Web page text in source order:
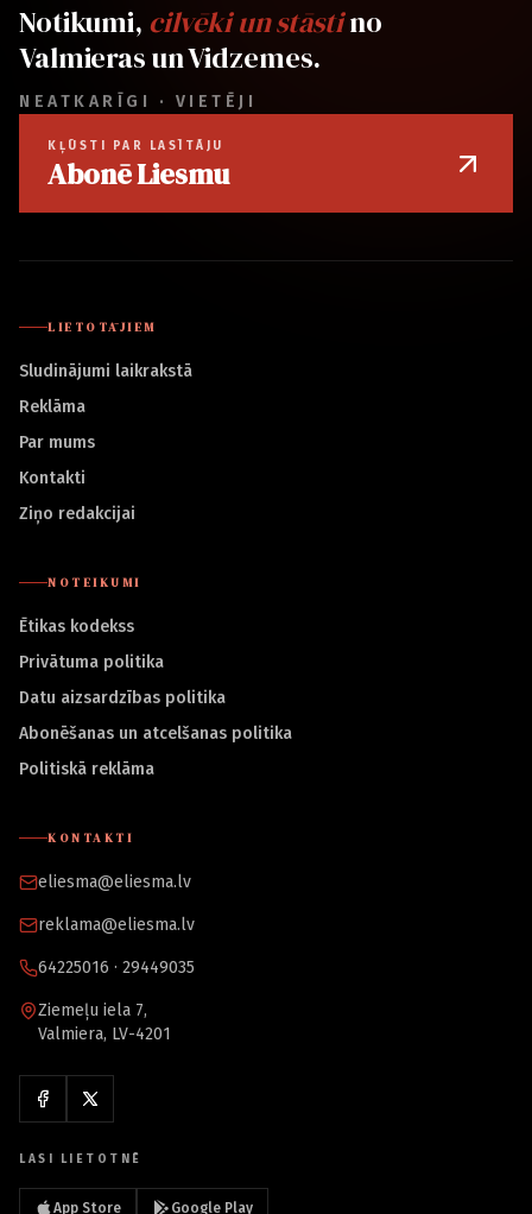
Notikumi, cilvēki un stāstino
Valmieras un Vidzemes.
NEATKARĪGI · VIETĒJI
KĻŪSTI PAR LASĪTĀJU
Abonē Liesmu
LIETOTĀJIEM
Sludinājumi laikrakstā
Reklāma
Par mums
Kontakti
Ziņo redakcijai
NOTEIKUMI
Ētikas kodekss
Privātuma politika
Datu aizsardzības politika
Abonēšanas un atcelšanas politika
Politiskā reklāma
KONTAKTI
eliesma@eliesma.lv
reklama@eliesma.lv
64225016 · 29449035
Ziemeļu iela 7,
Valmiera, LV-4201
LASI LIETOTNĒ
App Store Google Play